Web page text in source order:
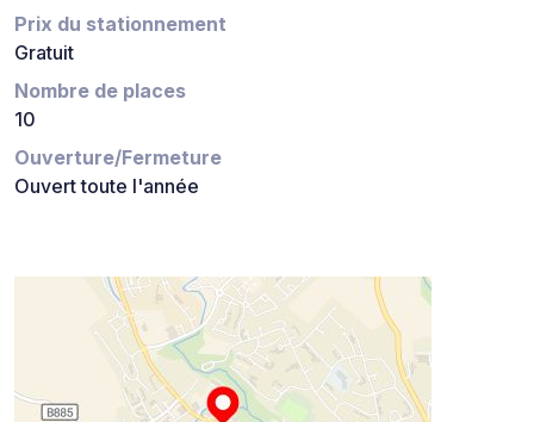
Prix du stationnement
Gratuit
Nombre de places
10
Ouverture/Fermeture
Ouvert toute l'année